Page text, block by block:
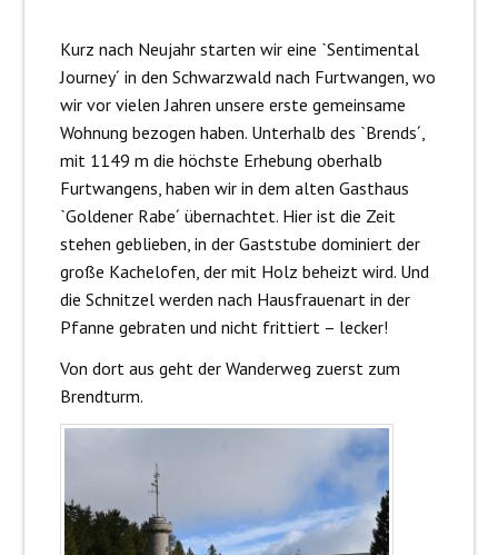
Kurz nach Neujahr starten wir eine ˋSentimental
Journey´ in den Schwarzwald nach Furtwangen, wo
wir vor vielen Jahren unsere erste gemeinsame
Wohnung bezogen haben. Unterhalb des ˋBrends´,
mit 1149 m die höchste Erhebung oberhalb
Furtwangens, haben wir in dem alten Gasthaus
ˋGoldener Rabe´ übernachtet. Hier ist die Zeit
stehen geblieben, in der Gaststube dominiert der
große Kachelofen, der mit Holz beheizt wird. Und
die Schnitzel werden nach Hausfrauenart in der
Pfanne gebraten und nicht frittiert – lecker!
Von dort aus geht der Wanderweg zuerst zum
Brendturm.